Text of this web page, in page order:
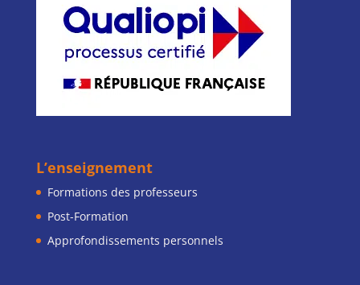
L’enseignement
Formations des professeurs
Post-Formation
Approfondissements personnels